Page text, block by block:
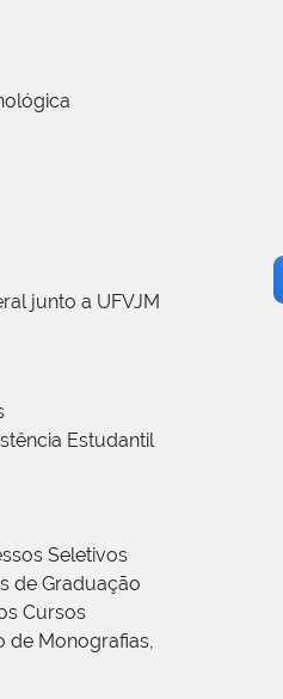
junto a UFVJM
Estudantil
Seletivos
de Graduação
Cursos
de Monografias,